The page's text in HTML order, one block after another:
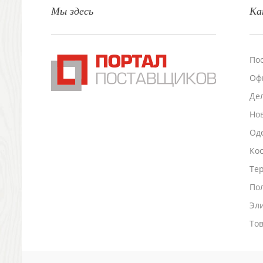
Подставки для визиток записок телефонов
Промо
Антистрессы
Мы здесь